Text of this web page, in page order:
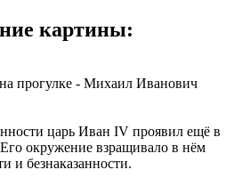
картины:
прогулке - Михаил Иванович
царь Иван IV проявил ещё в
окружение взращивало в нём
и безнаказанности.